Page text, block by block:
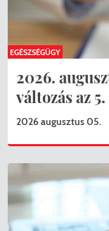
2026.
változás az
2026 augusztus 05.
EGÉSZSÉGÜGY